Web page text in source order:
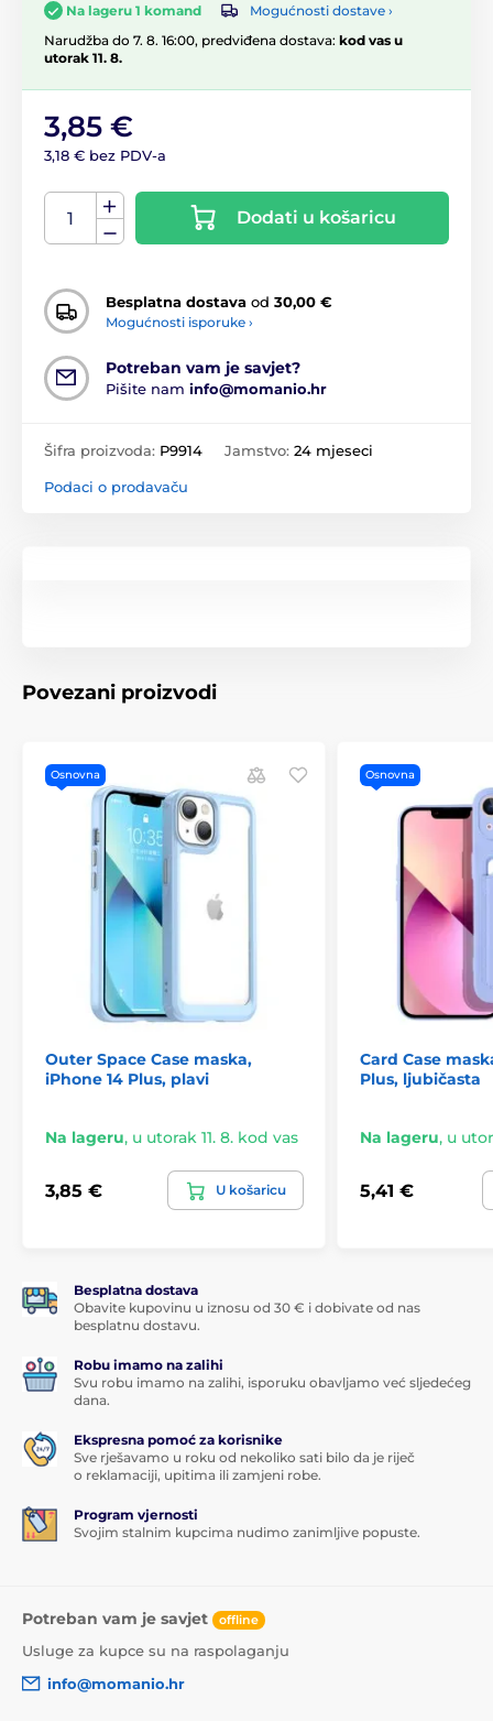
Na lageru 1 komand
Mogućnosti dostave ›
Narudžba do 7. 8. 16:00, predviđena dostava: kod vas u
utorak 11. 8.
3,85 €
3,18 € bez PDV-a
Dodati u košaricu
Besplatna dostava od 30,00 €
Mogućnosti isporuke ›
Potreban vam je savjet?
Pišite nam info@momanio.hr
Šifra proizvoda: P9914 Jamstvo: 24 mjeseci
Podaci o prodavaču
Povezani proizvodi
Osnovna
Outer Space Case maska,
iPhone 14 Plus, plavi
Na lageru, u utorak 11. 8. kod vas
3,85 € U košaricu
Osnovna
Card Case
Plus, ljubičasta
Na lageru, u
5,41 €
Besplatna dostava
Obavite kupovinu u iznosu od 30 € i dobivate od nas
besplatnu dostavu.
Robu imamo na zalihi
Svu robu imamo na zalihi, isporuku obavljamo već sljedećeg
dana.
Ekspresna pomoć za korisnike
Sve rješavamo u roku od nekoliko sati bilo da je riječ
o reklamaciji, upitima ili zamjeni robe.
Program vjernosti
Svojim stalnim kupcima nudimo zanimljive popuste.
Potreban vam je savjet offline
Usluge za kupce su na raspolaganju
info@momanio.hr